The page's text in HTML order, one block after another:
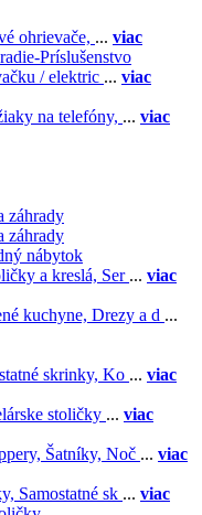
ohrievače, ... viac
Príslušenstvo
/ elektric ... viac
na telefóny, ... viac
záhrady
záhrady
nábytok
a kreslá, Ser ... viac
kuchyne, Drezy a d ...
skrinky, Ko ... viac
stoličky ... viac
Šatníky, Noč ... viac
Samostatné sk ... viac